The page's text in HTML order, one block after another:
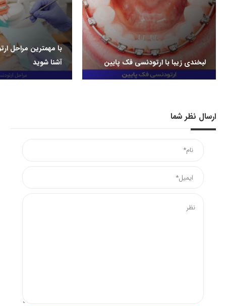
لبخندی زیبا با ارتودنسی فک پایین
با مهمترین مراحل
آشنا شوید
ارسال نظر شما